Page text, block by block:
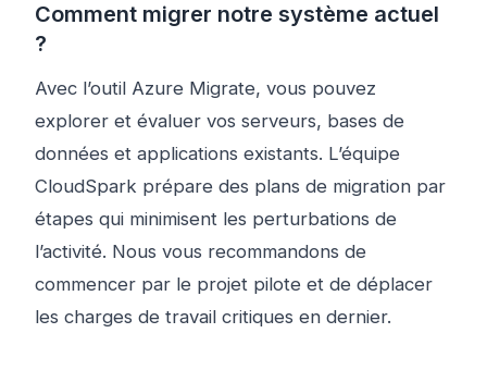
Comment migrer notre système actuel
?
Avec l’outil Azure Migrate, vous pouvez
explorer et évaluer vos serveurs, bases de
données et applications existants. L’équipe
CloudSpark prépare des plans de migration par
étapes qui minimisent les perturbations de
l’activité. Nous vous recommandons de
commencer par le projet pilote et de déplacer
les charges de travail critiques en dernier.